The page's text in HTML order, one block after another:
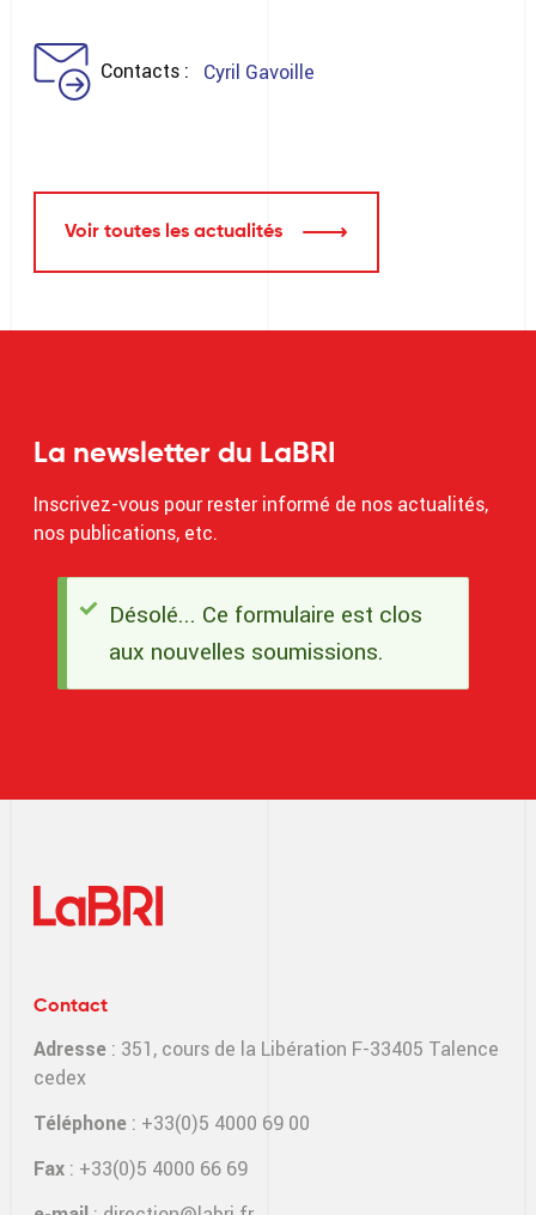
Contacts Cyril Gavoille
Voir toutes les actualités
La newsletter du LaBRI
Inscrivez-vous pour rester informé de nos actualités,
nos publications, etc.
Message
d'état
Désolé... Ce formulaire est clos
aux nouvelles soumissions.
Contact
Adresse : 351, cours de la Libération F-33405 Talence
cedex
Téléphone : +33(0)5 4000 69 00
Fax : +33(0)5 4000 66 69